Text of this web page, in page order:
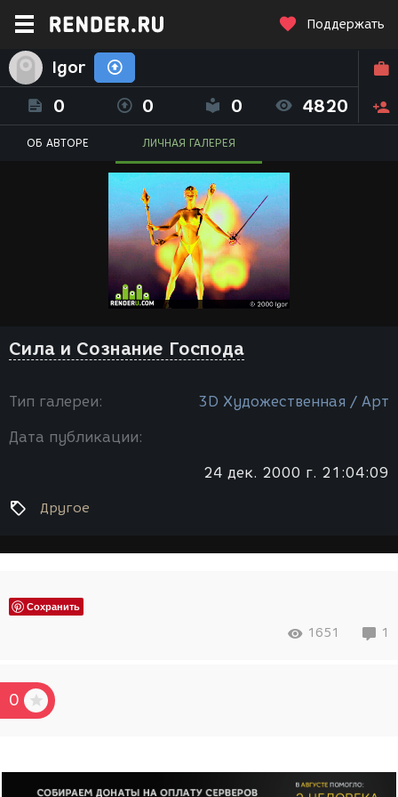
Поддержать
Igor
0 0 0 4820
ОБ АВТОРЕ ЛИЧНАЯ ГАЛЕРЕЯ
Сила и Сознание Господа
Тип галереи: 3D Художественная / Арт
Дата публикации:
24 дек. 2000 г. 21:04:09
Другое
Сохранить
1651 1
0